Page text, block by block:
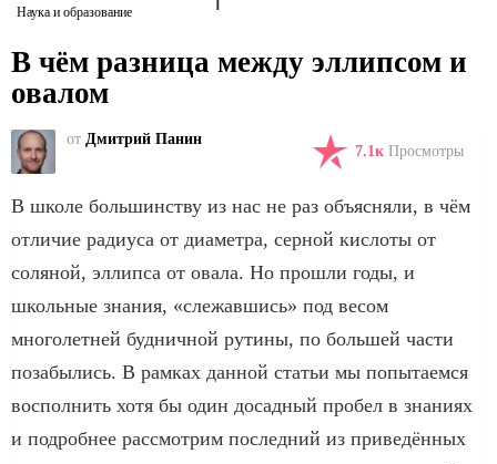
Наука и образование
В чём разница между эллипсом и
овалом
от Дмитрий Панин
7.1к Просмотры
В школе большинству из нас не раз объясняли, в чём
отличие радиуса от диаметра, серной кислоты от
соляной, эллипса от овала. Но прошли годы, и
школьные знания, «слежавшись» под весом
многолетней будничной рутины, по большей части
позабылись. В рамках данной статьи мы попытаемся
восполнить хотя бы один досадный пробел в знаниях
и подробнее рассмотрим последний из приведённых